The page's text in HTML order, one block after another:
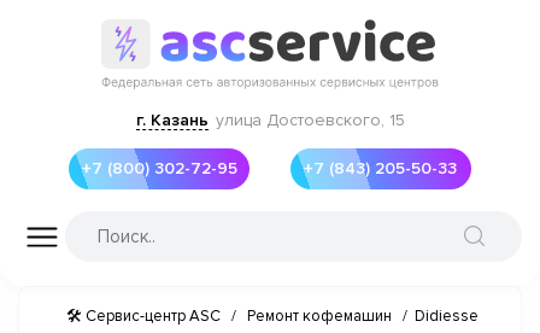
г. Казань улица Достоевского, 15
+7 (800) 302-72-95 +7 (843) 205-50-33
🛠 Сервис-центр ASC / Ремонт кофемашин / Didiesse